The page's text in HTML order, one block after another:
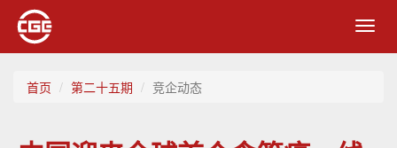
首页 第二十五期 竞企动态